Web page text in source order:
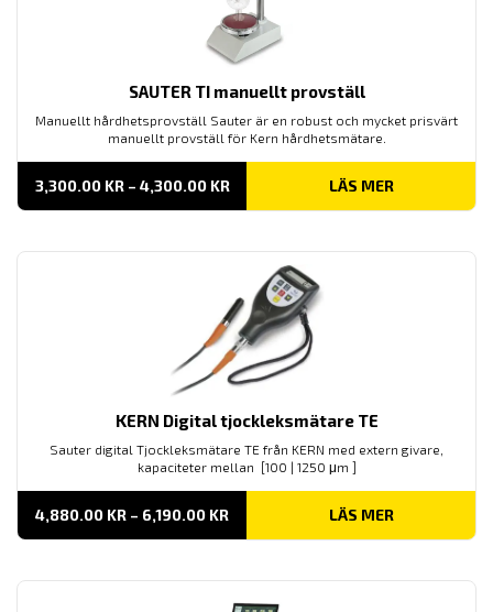
SAUTER TI manuellt provställ
Manuellt hårdhetsprovställ Sauter är en robust och mycket prisvärt
manuellt provställ för Kern hårdhetsmätare.
3,300.00 KR – 4,300.00 KRPRISINTERVALL:
TILL
LÄS MER
KERN Digital tjockleksmätare TE
Sauter digital Tjockleksmätare TE från KERN med extern givare,
kapaciteter mellan [100 | 1250 μm ]
4,880.00 KR – 6,190.00 KRPRISINTERVALL:
TILL
LÄS MER